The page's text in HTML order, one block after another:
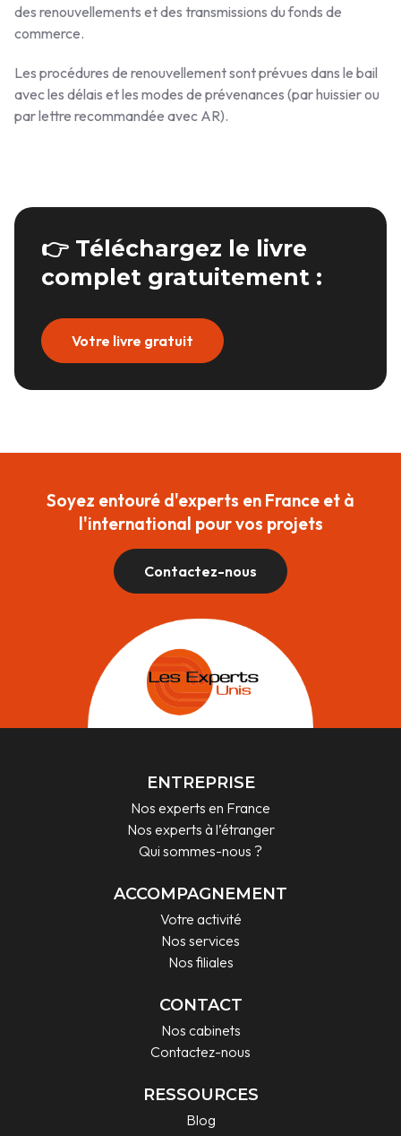
des renouvellements et des transmissions du fonds de
commerce.
Les procédures de renouvellement sont prévues dans le bail
avec les délais et les modes de prévenances (par huissier ou
par lettre recommandée avec AR).
👉 Téléchargez le livre
complet gratuitement :
Votre livre gratuit
Soyez entouré d'experts en France et à
l'international pour vos projets
Contactez-nous
ENTREPRISE
Nos experts en France
Nos experts à l’étranger
Qui sommes-nous ?
ACCOMPAGNEMENT
Votre activité
Nos services
Nos filiales
CONTACT
Nos cabinets
Contactez-nous
RESSOURCES
Blog